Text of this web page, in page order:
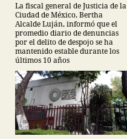
La fiscal general de Justicia de la
Ciudad de México, Bertha
Alcalde Luján, informó que el
promedio diario de denuncias
por el delito de despojo se ha
mantenido estable durante los
últimos 10 años